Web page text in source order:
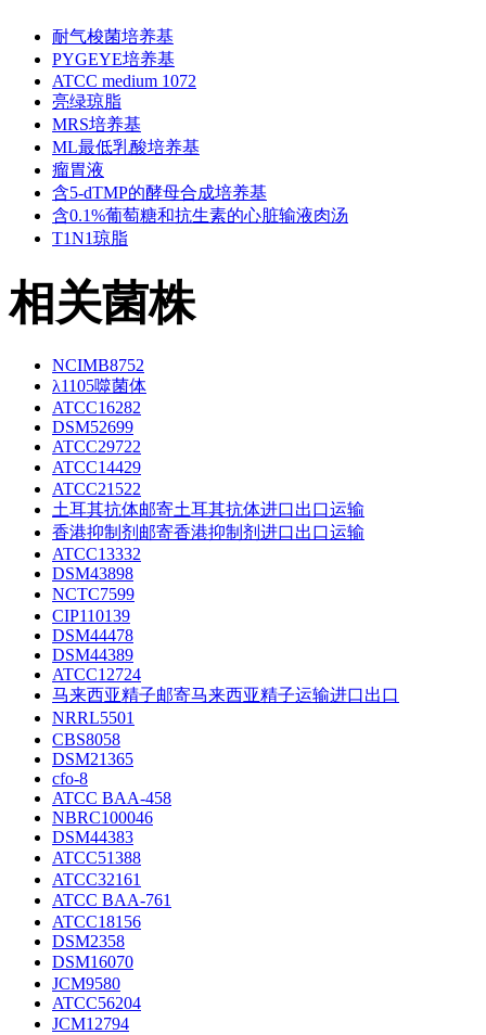
耐气梭菌培养基
PYGEYE培养基
ATCC medium 1072
亮绿琼脂
MRS培养基
ML最低乳酸培养基
瘤胃液
含5-dTMP的酵母合成培养基
含0.1%葡萄糖和抗生素的心脏输液肉汤
T1N1琼脂
相关菌株
NCIMB8752
λ1105噬菌体
ATCC16282
DSM52699
ATCC29722
ATCC14429
ATCC21522
土耳其抗体邮寄土耳其抗体进口出口运输
香港抑制剂邮寄香港抑制剂进口出口运输
ATCC13332
DSM43898
NCTC7599
CIP110139
DSM44478
DSM44389
ATCC12724
马来西亚精子邮寄马来西亚精子运输进口出口
NRRL5501
CBS8058
DSM21365
cfo-8
ATCC BAA-458
NBRC100046
DSM44383
ATCC51388
ATCC32161
ATCC BAA-761
ATCC18156
DSM2358
DSM16070
JCM9580
ATCC56204
JCM12794